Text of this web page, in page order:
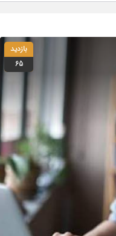
بازدید
65